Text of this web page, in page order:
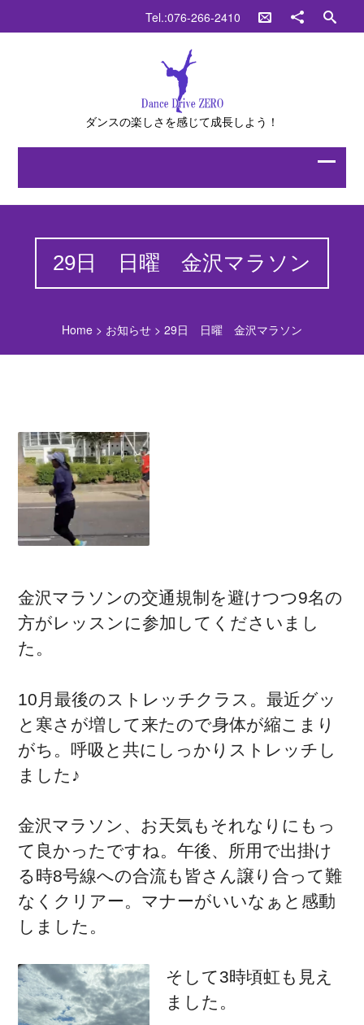
Tel.:076-266-2410
ダンスの楽しさを感じて成長しよう！
29日 日曜 金沢マラソン
Home> お知らせ> 29日 日曜 金沢マラソン
金沢マラソンの交通規制を避けつつ9名の
方がレッスンに参加してくださいまし
た。
10月最後のストレッチクラス。最近グッ
と寒さが増して来たので身体が縮こまり
がち。呼吸と共にしっかりストレッチし
ました♪
金沢マラソン、お天気もそれなりにもっ
て良かったですね。午後、所用で出掛け
る時8号線への合流も皆さん譲り合って難
なくクリアー。マナーがいいなぁと感動
しました。
そして3時頃虹も見え
ました。